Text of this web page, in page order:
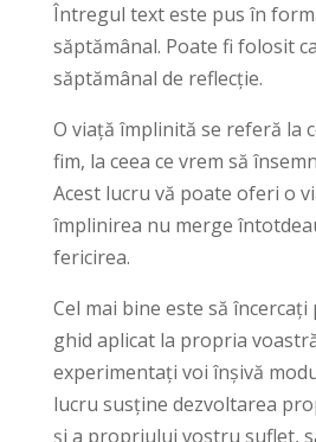
Întregul text este pus în
săptămânal. Poate fi folosit
săptămânal de reflecție.
O viață împlinită se referă la
fim, la ceea ce vrem să
Acest lucru vă poate oferi o
împlinirea nu merge
fericirea.
Cel mai bine este să
ghid aplicat la propria
experimentați voi înșivă
lucru susține dezvoltarea
și a propriului vostru suflet,